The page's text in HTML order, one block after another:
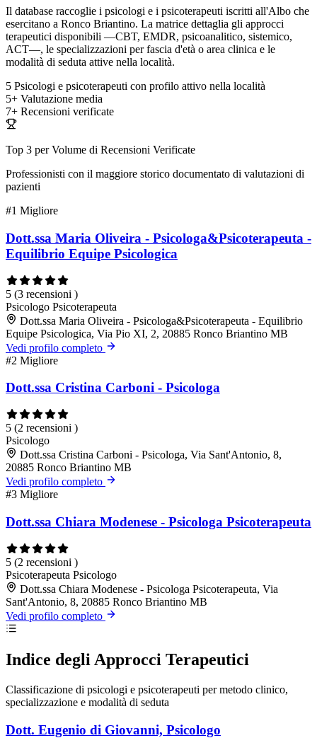
Il database raccoglie i psicologi e i psicoterapeuti iscritti all'Albo che
esercitano a Ronco Briantino. La matrice dettaglia gli approcci
terapeutici disponibili —CBT, EMDR, psicoanalitico, sistemico,
ACT—, le specializzazioni per fascia d'età o area clinica e le
modalità di seduta attive nella località.
5 Psicologi e psicoterapeuti con profilo attivo nella località
5+ Valutazione media
7+ Recensioni verificate
Top 3 per Volume di Recensioni Verificate
Professionisti con il maggiore storico documentato di valutazioni di
pazienti
#1 Migliore
Dott.ssa Maria Oliveira - Psicologa&Psicoterapeuta -
Equilibrio Equipe Psicologica
5 (3 recensioni )
Psicologo Psicoterapeuta
Dott.ssa Maria Oliveira - Psicologa&Psicoterapeuta - Equilibrio
Equipe Psicologica, Via Pio XI, 2, 20885 Ronco Briantino MB
Vedi profilo completo
#2 Migliore
Dott.ssa Cristina Carboni - Psicologa
5 (2 recensioni )
Psicologo
Dott.ssa Cristina Carboni - Psicologa, Via Sant'Antonio, 8,
20885 Ronco Briantino MB
Vedi profilo completo
#3 Migliore
Dott.ssa Chiara Modenese - Psicologa Psicoterapeuta
5 (2 recensioni )
Psicoterapeuta Psicologo
Dott.ssa Chiara Modenese - Psicologa Psicoterapeuta, Via
Sant'Antonio, 8, 20885 Ronco Briantino MB
Vedi profilo completo
Indice degli Approcci Terapeutici
Classificazione di psicologi e psicoterapeuti per metodo clinico,
specializzazione e modalità di seduta
Dott. Eugenio di Giovanni, Psicologo